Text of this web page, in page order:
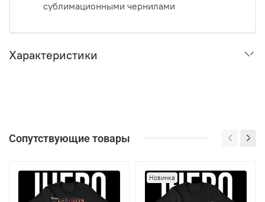
сублимационными чернилами
Характеристики
Сопутствующие товары
Новинка